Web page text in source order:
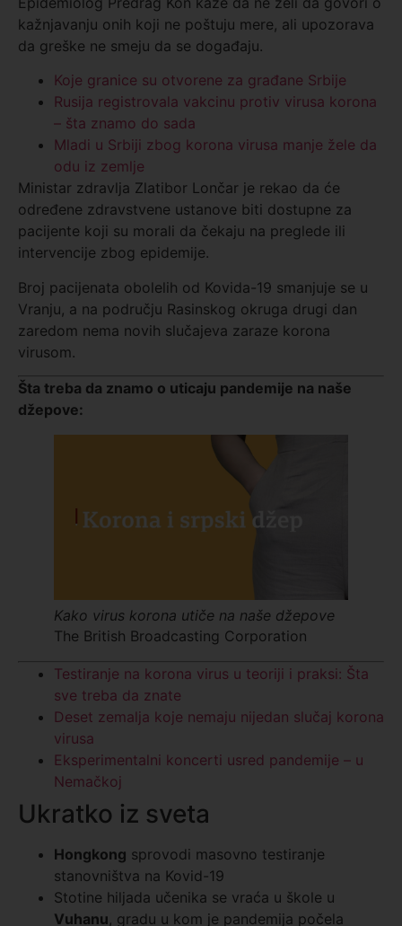
kažnjavanju onih koji ne poštuju mere, ali upozorava
da greške ne smeju da se događaju.
Koje granice su otvorene za građane Srbije
Rusija registrovala vakcinu protiv virusa korona
– šta znamo do sada
Mladi u Srbiji zbog korona virusa manje žele da
odu iz zemlje
Ministar zdravlja Zlatibor Lončar je rekao da će
određene zdravstvene ustanove biti dostupne za
pacijente koji su morali da čekaju na preglede ili
intervencije zbog epidemije.
Broj pacijenata obolelih od Kovida-19 smanjuje se u
Vranju, a na području Rasinskog okruga drugi dan
zaredom nema novih slučajeva zaraze korona
virusom.
Šta treba da znamo o uticaju pandemije na naše
džepove:
Kako virus korona utiče na naše džepove
The British Broadcasting Corporation
Testiranje na korona virus u teoriji i praksi: Šta
sve treba da znate
Deset zemalja koje nemaju nijedan slučaj korona
virusa
Eksperimentalni koncerti usred pandemije – u
Nemačkoj
Ukratko iz sveta
Hongkong sprovodi masovno testiranje
stanovništva na Kovid-19
Stotine hiljada učenika se vraća u škole u
Vuhanu, gradu u kom je pandemija počela